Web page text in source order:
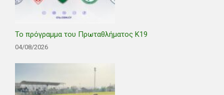
Το πρόγραμμα του Πρωταθλήματος Κ19
04/08/2026